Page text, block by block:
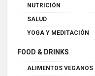
NUTRICIÓN
SALUD
YOGA Y MEDITACIÓN
FOOD & DRINKS
ALIMENTOS VEGANOS